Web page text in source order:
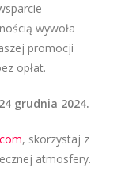
wywoła
promocji
opłat.
grudnia 2024.
, skorzystaj z
atmosfery.